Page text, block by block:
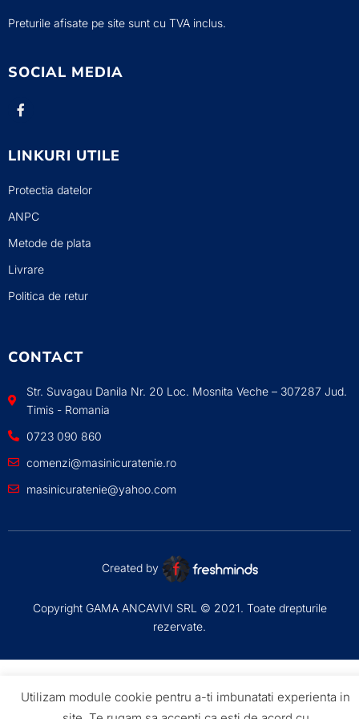
Preturile afisate pe site sunt cu TVA inclus.
SOCIAL MEDIA
LINKURI UTILE
Protectia datelor
ANPC
Metode de plata
Livrare
Politica de retur
CONTACT
Str. Suvagau Danila Nr. 20 Loc. Mosnita Veche – 307287 Jud.
Timis - Romania
0723 090 860
comenzi@masinicuratenie.ro
masinicuratenie@yahoo.com
Created by
Copyright GAMA ANCAVIVI SRL © 2021. Toate drepturile
rezervate.
Utilizam module cookie pentru a-ti imbunatati experienta in